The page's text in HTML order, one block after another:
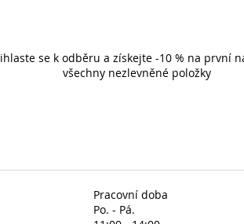
se k odběru a získejte -10 % na první
všechny nezlevněné položky
Pracovní doba
Po. - Pá.